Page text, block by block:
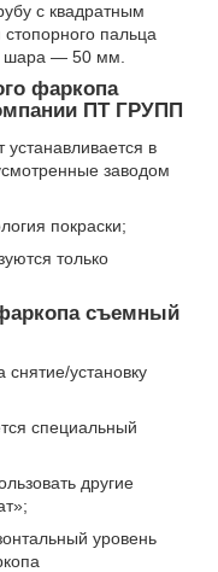
с квадратным
пальца
шара — 50 мм.
фаркопа
ПТ ГРУПП
в
заводом
покраски;
только
съемный
установку
специальный
другие
уровень